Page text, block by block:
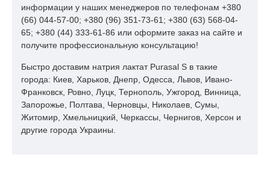
информации у наших менеджеров по телефонам +380
(66) 044-57-00; +380 (96) 351-73-61; +380 (63) 568-04-
65; +380 (44) 333-61-86 или оформите заказ на сайте и
получите профессиональную консультацию!
Быстро доставим натрия лактат Purasal S в такие
города: Киев, Харьков, Днепр, Одесса, Львов, Ивано-
Франковск, Ровно, Луцк, Тернополь, Ужгород, Винница,
Запорожье, Полтава, Черновцы, Николаев, Сумы,
Житомир, Хмельницкий, Черкассы, Чернигов, Херсон и
другие города Украины.